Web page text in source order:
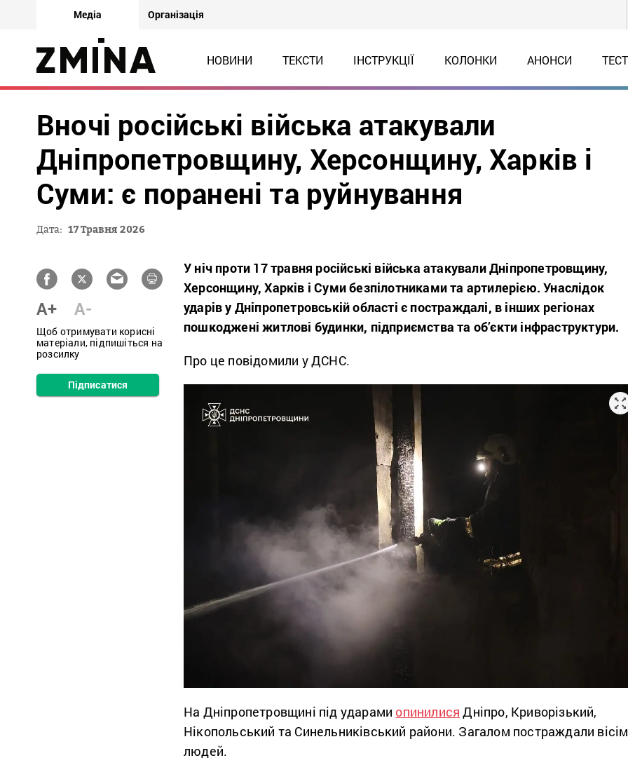
Медіа Організація
НОВИНИ ТЕКСТИ ІНСТРУКЦІЇ КОЛОНКИ АНОНСИ
Вночі російські війська атакували
Дніпропетровщину, Херсонщину, Харків і
Суми: є поранені та руйнування
Дата: 17 Травня 2026
A+ A-
Щоб отримувати корисні
матеріали, підпишіться на
розсилку
Підписатися
У ніч проти 17 травня російські війська атакували Дніпропетровщину,
Херсонщину, Харків і Суми безпілотниками та артилерією. Унаслідок
ударів у Дніпропетровській області є постраждалі, в інших регіонах
пошкоджені житлові будинки, підприємства та об’єкти інфраструктури.
Про це повідомили у ДСНС.
На Дніпропетровщині під ударами опинилися Дніпро, Криворізький,
Нікопольський та Синельниківський райони. Загалом постраждали вісім
людей.